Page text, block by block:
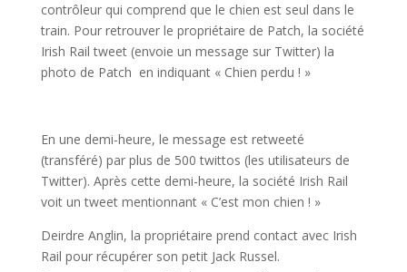
contrôleur qui comprend que le chien est seul dans le
train. Pour retrouver le propriétaire de Patch, la société
Irish Rail tweet (envoie un message sur Twitter) la
photo de Patch en indiquant « Chien perdu ! »
En une demi-heure, le message est retweeté
(transféré) par plus de 500 twittos (les utilisateurs de
Twitter). Après cette demi-heure, la société Irish Rail
voit un tweet mentionnant « C’est mon chien ! »
Deirdre Anglin, la propriétaire prend contact avec Irish
Rail pour récupérer son petit Jack Russel.